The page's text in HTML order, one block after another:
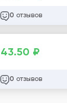
0 отзывов
43.50 ₽
0 отзывов